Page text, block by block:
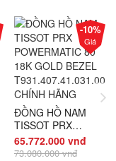
-10%
Giá
ĐỒNG HỒ NAM
TISSOT PRX
POWERMATIC 80
18K GOLD BEZEL
65.772.000 vnđ
73.080.000 vnđ